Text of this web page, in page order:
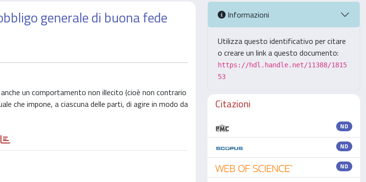
generale di buona fede
un comportamento non illecito (cioè non contrario
che impone, a ciascuna delle parti, di agire in modo da
Informazioni
Utilizza questo identificativo per citare
o creare un link a questo documento:
https://hdl.handle.net/11388/1815
53
Citazioni
ND
ND
ND